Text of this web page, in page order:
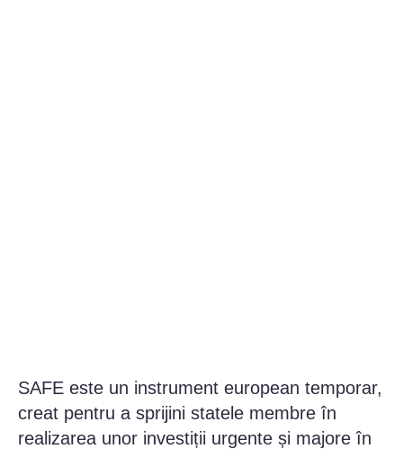
SAFE este un instrument european temporar,
creat pentru a sprijini statele membre în
realizarea unor investiții urgente și majore în